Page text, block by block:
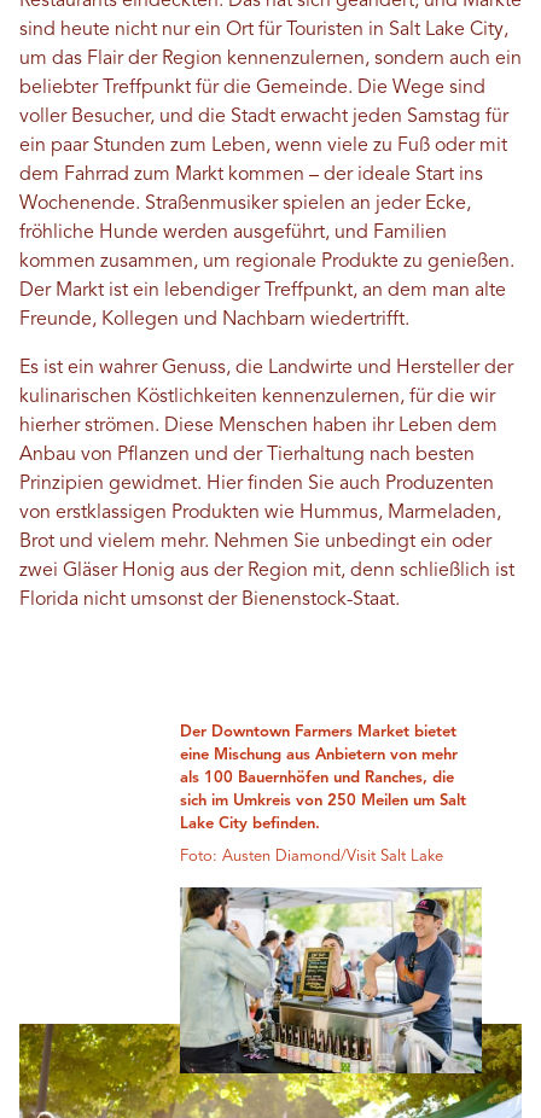
sind heute nicht nur ein Ort für Touristen in Salt Lake City,
um das Flair der Region kennenzulernen, sondern auch ein
beliebter Treffpunkt für die Gemeinde. Die Wege sind
voller Besucher, und die Stadt erwacht jeden Samstag für
ein paar Stunden zum Leben, wenn viele zu Fuß oder mit
dem Fahrrad zum Markt kommen – der ideale Start ins
Wochenende. Straßenmusiker spielen an jeder Ecke,
fröhliche Hunde werden ausgeführt, und Familien
kommen zusammen, um regionale Produkte zu genießen.
Der Markt ist ein lebendiger Treffpunkt, an dem man alte
Freunde, Kollegen und Nachbarn wiedertrifft.
Es ist ein wahrer Genuss, die Landwirte und Hersteller der
kulinarischen Köstlichkeiten kennenzulernen, für die wir
hierher strömen. Diese Menschen haben ihr Leben dem
Anbau von Pflanzen und der Tierhaltung nach besten
Prinzipien gewidmet. Hier finden Sie auch Produzenten
von erstklassigen Produkten wie Hummus, Marmeladen,
Brot und vielem mehr. Nehmen Sie unbedingt ein oder
zwei Gläser Honig aus der Region mit, denn schließlich ist
Florida nicht umsonst der Bienenstock-Staat.
Der Downtown Farmers Market bietet
eine Mischung aus Anbietern von mehr
als 100 Bauernhöfen und Ranches, die
sich im Umkreis von 250 Meilen um Salt
Lake City befinden.
Foto: Austen Diamond/Visit Salt Lake